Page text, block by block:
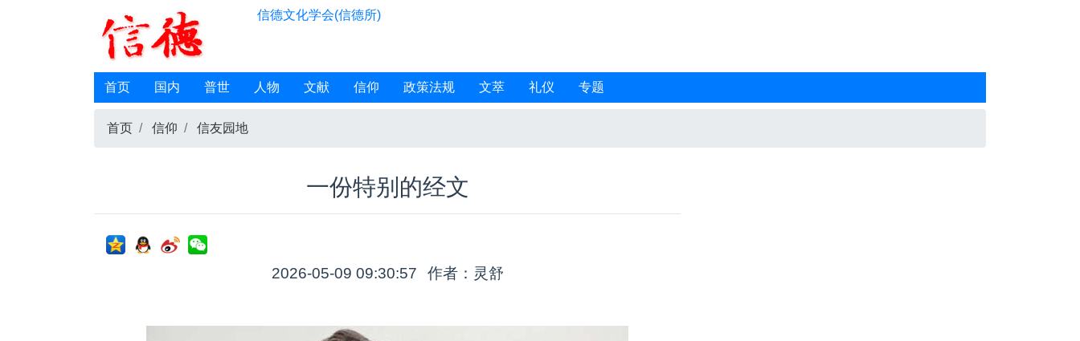
信德文化学会(信德所)
首页 国内 普世 人物 文献 信仰 政策法规 文萃 礼仪 专题
首页 信仰 信友园地
一份特别的经文
2026-05-09 09:30:57 作者：灵舒